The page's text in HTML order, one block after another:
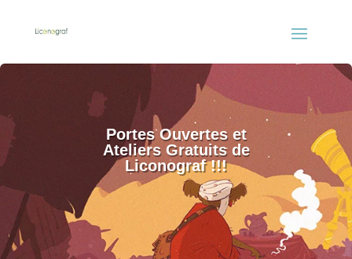
Portes Ouvertes et
Ateliers Gratuits de
Liconograf !!!